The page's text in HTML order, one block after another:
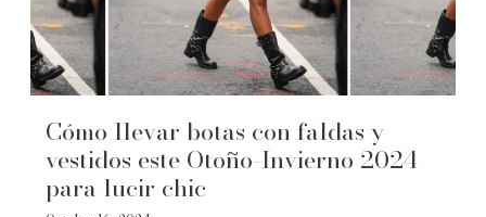
Cómo llevar botas con faldas y
vestidos este Otoño-Invierno 2024
para lucir chic